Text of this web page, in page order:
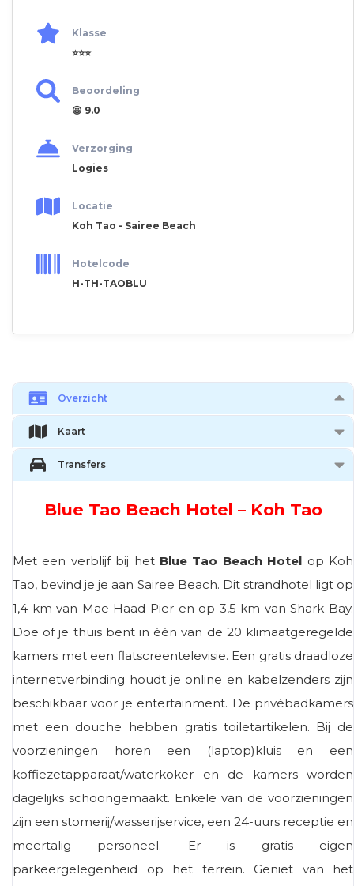
Klasse
⭐⭐⭐
Beoordeling
😀 9.0
Verzorging
Logies
Locatie
Koh Tao - Sairee Beach
Hotelcode
H-TH-TAOBLU
Overzicht
Kaart
Transfers
Blue Tao Beach Hotel – Koh Tao
Met een verblijf bij het Blue Tao Beach Hotel op Koh
Tao, bevind je je aan Sairee Beach. Dit strandhotel ligt op
1,4 km van Mae Haad Pier en op 3,5 km van Shark Bay.
Doe of je thuis bent in één van de 20 klimaatgeregelde
kamers met een flatscreentelevisie. Een gratis draadloze
internetverbinding houdt je online en kabelzenders zijn
beschikbaar voor je entertainment. De privébadkamers
met een douche hebben gratis toiletartikelen. Bij de
voorzieningen horen een (laptop)kluis en een
koffiezetapparaat/waterkoker en de kamers worden
dagelijks schoongemaakt. Enkele van de voorzieningen
zijn een stomerij/wasserijservice, een 24-uurs receptie en
meertalig personeel. Er is gratis eigen
parkeergelegenheid op het terrein. Geniet van het